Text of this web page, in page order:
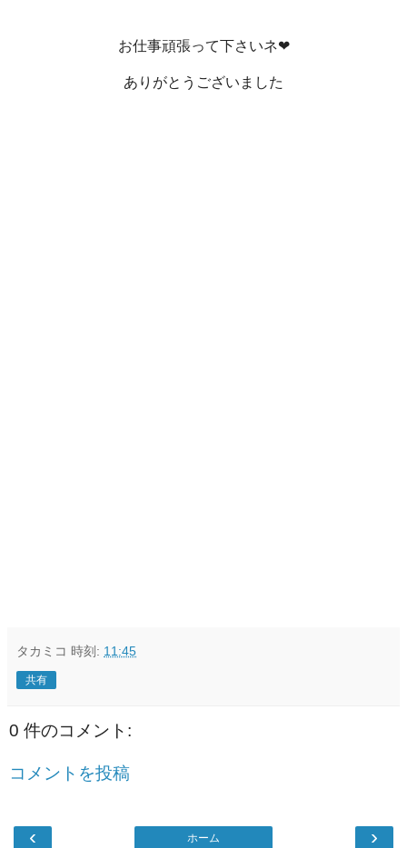
お仕事頑張って下さいネ❤
ありがとうございました
タカミコ 時刻: 11:45
共有
0 件のコメント:
コメントを投稿
‹ ›
ホーム